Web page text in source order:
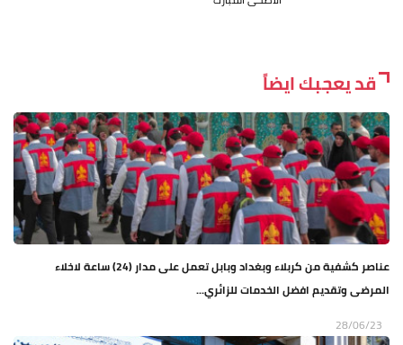
قد يعجبك ايضاً
عناصر كشفية من كربلاء وبغداد وبابل تعمل على مدار (24) ساعة لاخلاء
المرضى وتقديم افضل الخدمات للزائري...
28/06/23